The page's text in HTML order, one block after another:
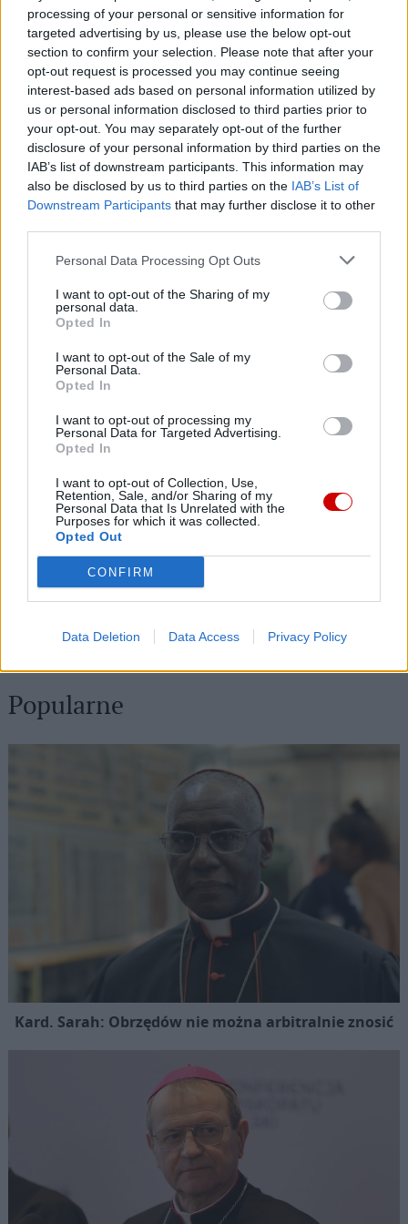
processing of your personal or sensitive information for
targeted advertising by us, please use the below opt-out
section to confirm your selection. Please note that after your
opt-out request is processed you may continue seeing
interest-based ads based on personal information utilized by
us or personal information disclosed to third parties prior to
your opt-out. You may separately opt-out of the further
disclosure of your personal information by third parties on the
IAB’s list of downstream participants. This information may
also be disclosed by us to third parties on the IAB’s List of
Downstream Participants that may further disclose it to other
Personal Data Processing Opt Outs
I want to opt-out of the Sharing of my
personal data.
Opted In
I want to opt-out of the Sale of my
Personal Data.
Opted In
I want to opt-out of processing my
Personal Data for Targeted Advertising.
Opted In
I want to opt-out of Collection, Use,
Retention, Sale, and/or Sharing of my
Personal Data that Is Unrelated with the
Purposes for which it was collected.
Opted Out
CONFIRM
Data Deletion Data Access Privacy Policy
pośrednictwem serwisu Patronite.
Dzięki Tobie będziemy mogli realizować naszą
misję. Więcej informacji znajdziesztutaj.
Facebook
TwitterMessengerWhatsApp
Email Copy
Link
Print
Wersja do druku
DIECEZJA KIELECKA
Najnowsze
09 sierpnia 2026 | 04:22
Kard. Timothy Radcliffe na odpuście u gdańskich dominikanów
08 sierpnia 2026 | 21:11
08 sierpnia 2026 | 21:07
Coca-Cola dyskryminuje Jezusa Króla?
08 sierpnia 2026 | 20:19
Popularne
Kard. Sarah: Obrzędów nie można arbitralnie znosić